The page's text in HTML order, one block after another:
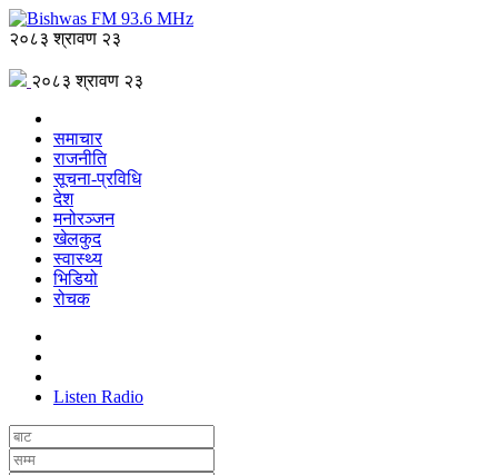
२०८३ श्रावण २३
२०८३ श्रावण २३
समाचार
राजनीति
सूचना-प्रविधि
देश
मनोरञ्जन
खेलकुद
स्वास्थ्य
भिडियो
रोचक
Listen Radio